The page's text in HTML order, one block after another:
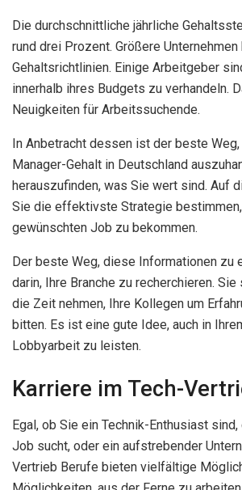
Die durchschnittliche jährliche
rund drei Prozent. Größere
Gehaltsrichtlinien. Einige Arbeitgeber
innerhalb ihres Budgets zu verhandeln.
Neuigkeiten für Arbeitssuchende.
In Anbetracht dessen ist der beste Weg,
Manager-Gehalt in Deutschland
herauszufinden, was Sie wert sind. Auf
Sie die effektivste Strategie
gewünschten Job zu bekommen.
Der beste Weg, diese Informationen zu
darin, Ihre Branche zu recherchieren.
die Zeit nehmen, Ihre Kollegen um
bitten. Es ist eine gute Idee, auch in
Lobbyarbeit zu leisten.
Karriere im Tech-
Egal, ob Sie ein Technik-Enthusiast
Job sucht, oder ein aufstrebender
Vertrieb Berufe bieten vielfältige